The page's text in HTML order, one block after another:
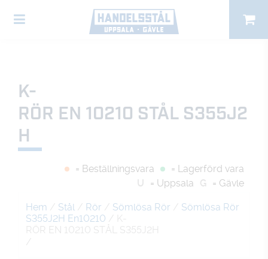
K-
RÖR EN 10210 STÅL S355J2
H
= Beställningsvara
= Lagerförd vara
U
= Uppsala G = Gävle
Hem / Stål / Rör / Sömlösa Rör / Sömlösa Rör
S355J2H En10210 / K-
RÖR EN 10210 STÅL S355J2H
/